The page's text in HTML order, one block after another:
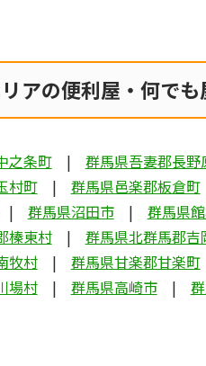
アの便利屋・何で
之条町 群馬県吾妻郡長野
村町
群馬県邑楽郡板倉町
群馬県沼田市 群馬県
榛東村
群馬県北群馬郡吉
牧村
群馬県甘楽郡甘楽町
場村
群馬県高崎市